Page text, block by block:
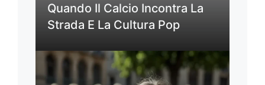
Quando Il Calcio Incontra La
Strada E La Cultura Pop